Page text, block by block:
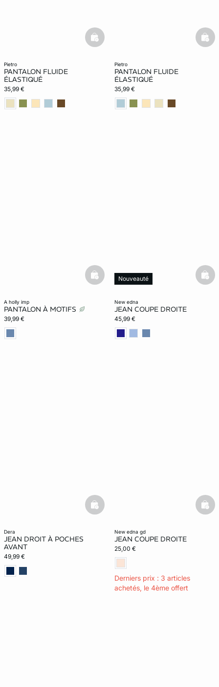
pietro
PANTALON FLUIDE
ÉLASTIQUÉ
35,99 €
basketfull
pietro
PANTALON FLUIDE
ÉLASTIQUÉ
35,99 €
a holly imp
PANTALON À MOTIFS
39,99 €
basketfull
new edna
JEAN COUPE DROITE
45,99 €
Nouveauté
dera
JEAN DROIT À POCHES
AVANT
49,99 €
basketfull
new edna gd
JEAN COUPE DROITE
25,00 €
Derniers prix : 3 articles
achetés, le 4ème offert